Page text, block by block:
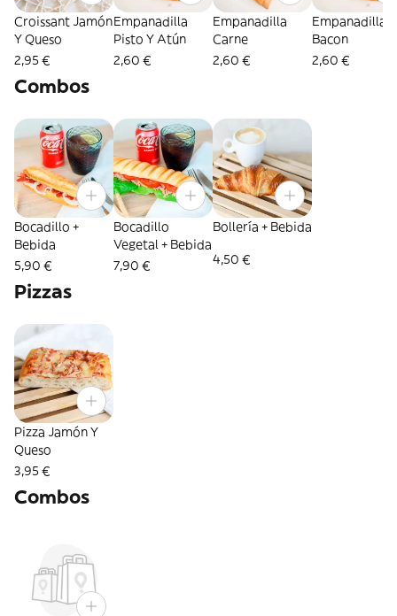
Croissant Jamón
Y Queso
2,95 €
Empanadilla
Pisto Y Atún
2,60 €
Empanadilla
Carne
2,60 €
Empanadilla
Bacon
2,60 €
Combos
Bocadillo +
Bebida
5,90 €
Bocadillo
Vegetal + Bebida
7,90 €
Bollería + Bebida
4,50 €
Pizzas
Pizza Jamón Y
Queso
3,95 €
Combos